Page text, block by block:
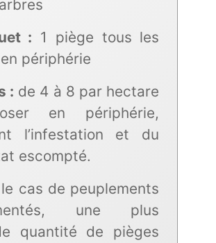
: 1 piège tous les
périphérie
: de 4 à 8 par hectare
en périphérie,
l’infestation et du
escompté.
cas de peuplements
une plus
quantité de pièges